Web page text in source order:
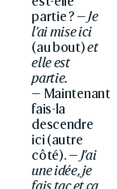
partie ? —Je
l’ai mise ici
(au bout)et
elle est
partie.
— Maintenant
fais-la
descendre
ici (autre
côté). — J’ai
une idée, je
fais tac et ça